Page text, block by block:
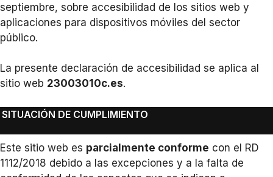
septiembre, sobre accesibilidad de los sitios web y
aplicaciones para dispositivos móviles del sector
público.
La presente declaración de accesibilidad se aplica al
sitio web 23003010c.es.
SITUACIÓN DE CUMPLIMIENTO
Este sitio web es parcialmente conforme con el RD
1112/2018 debido a las excepciones y a la falta de